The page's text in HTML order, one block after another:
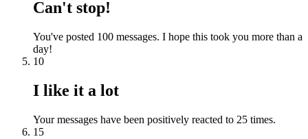
Can't stop!
You've posted 100 messages. I hope this took you more than a
day!
10
I like it a lot
Your messages have been positively reacted to 25 times.
15